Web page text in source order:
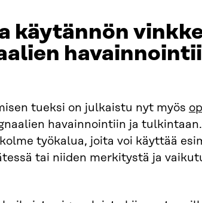
käytännön
tueksi on julkaistu nyt myös
havainnointiin ja
työkalua, joita voi käyttää
tai niiden merkitystä ja